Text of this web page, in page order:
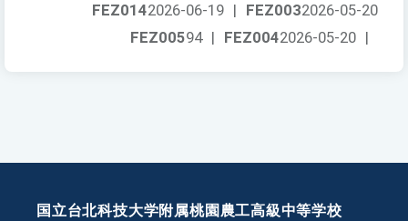
FEZ0032026-05-20
FEZ0142026-06-19 |
FEZ0042026-05-20 |
FEZ00594 |
国立台北科技大学附属桃園農工高級中等学校